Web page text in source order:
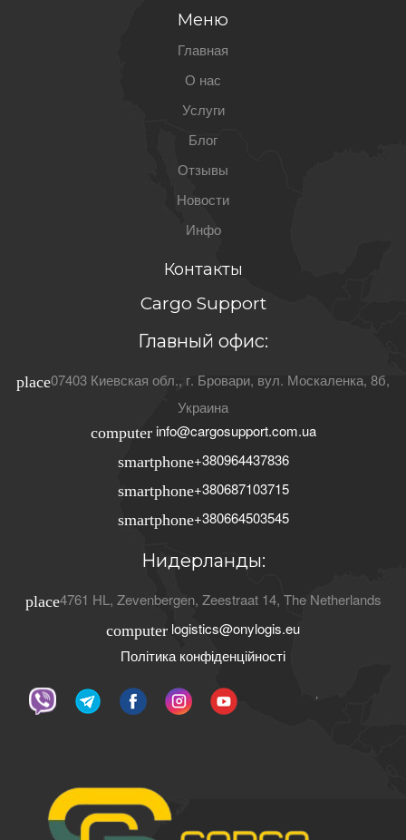
Меню
Главная
О нас
Услуги
Блог
Отзывы
Новости
Инфо
Контакты
Cargo Support
Главный офис:
place07403 Киевская обл., г. Бровари, вул. Москаленка, 8б,
Украина
computerinfo@cargosupport.com.ua
smartphone+380964437836
smartphone+380687103715
smartphone+380664503545
Нидерланды:
place4761 HL , Zevenbergen, Zeestraat 14, The Netherlands
computer logistics@onylogis.eu
Політика конфіденційності
ʼ